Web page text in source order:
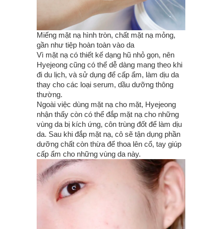
Miếng mặt nạ hình tròn, chất mặt nạ mỏng,
gần như tiệp hoàn toàn vào da
Vì mặt nạ có thiết kế dạng hũ nhỏ gọn, nên
Hyejeong cũng có thể dễ dàng mang theo khi
đi du lịch, và sử dụng để cấp ẩm, làm dịu da
thay cho các loại serum, dầu dưỡng thông
thường.
Ngoài việc dùng mặt nạ cho mặt, Hyejeong
nhận thấy còn có thể đắp mặt nạ cho những
vùng da bị kích ứng, côn trùng đốt để làm dịu
da. Sau khi đắp mặt nạ, cô sẽ tận dụng phần
dưỡng chất còn thừa để thoa lên cổ, tay giúp
cấp ẩm cho những vùng da này.